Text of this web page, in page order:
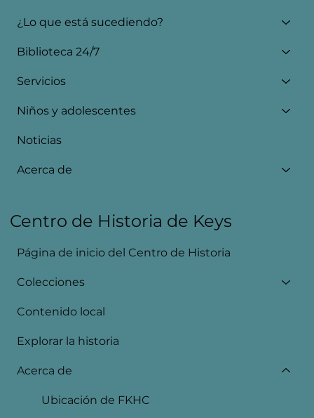
¿Lo que está sucediendo?
Biblioteca 24/7
Servicios
Niños y adolescentes
Noticias
Acerca de
Centro de Historia de Keys
Página de inicio del Centro de Historia
Colecciones
Contenido local
Explorar la historia
Acerca de
Ubicación de FKHC